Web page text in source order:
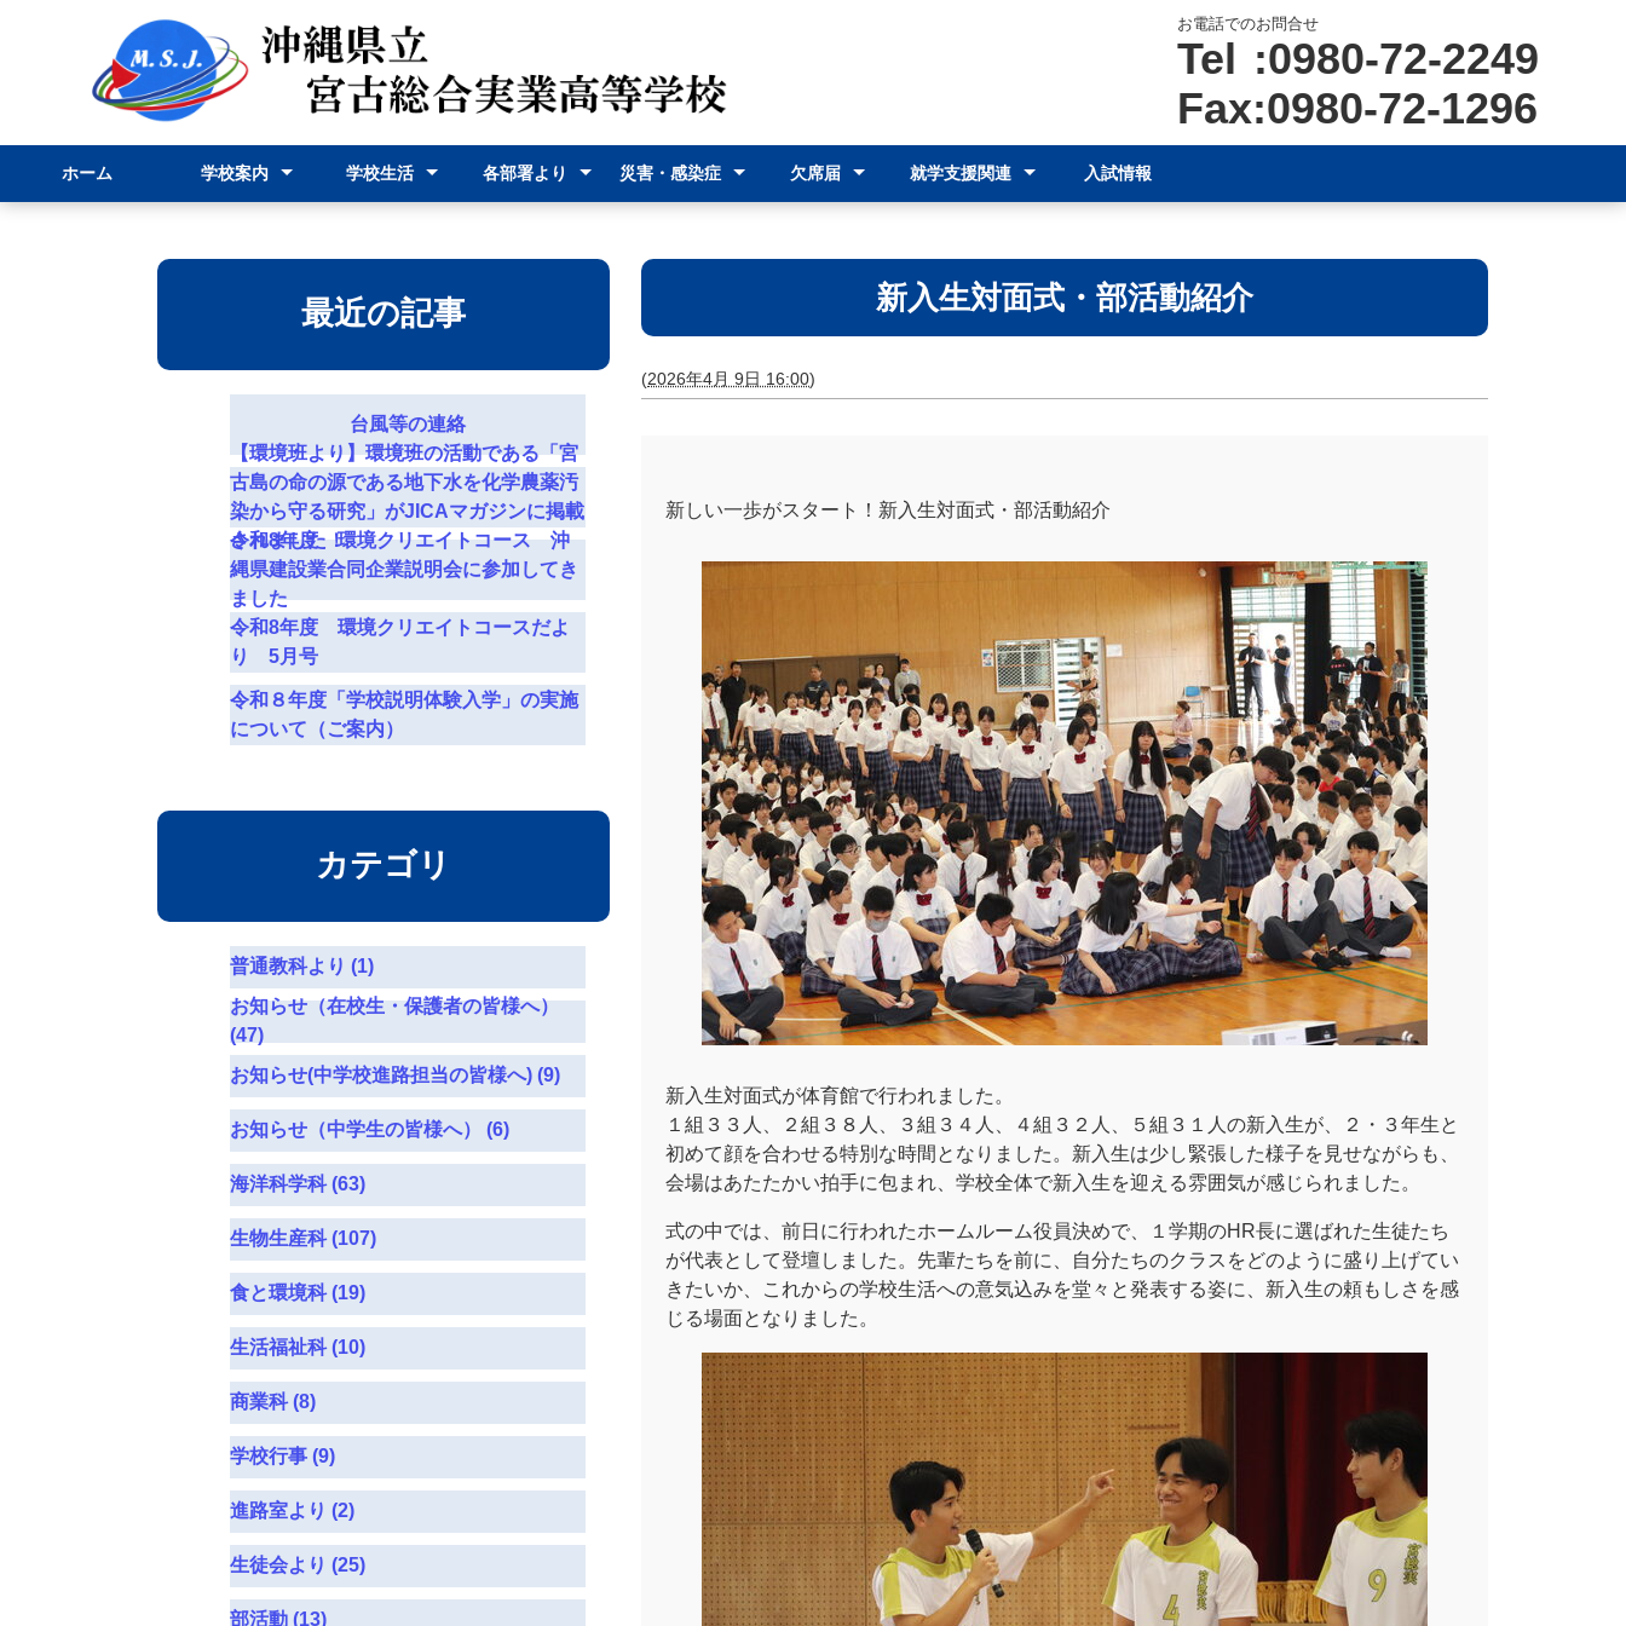
お電話でのお問合せ
Tel :0980-72-2249
Fax:0980-72-1296
ホーム 学校案内 学校生活 各部署より 災害・感染症 欠席届 就学支援関連 入試情報
新入生対面式・部活動紹介
(2026年4月 9日 16:00)
新しい一歩がスタート！新入生対面式・部活動紹介
新入生対面式が体育館で行われました。
１組３３人、２組３８人、３組３４人、４組３２人、５組３１人の新入生が、２・３年生と
初めて顔を合わせる特別な時間となりました。新入生は少し緊張した様子を見せながらも、
会場はあたたかい拍手に包まれ、学校全体で新入生を迎える雰囲気が感じられました。
式の中では、前日に行われたホームルーム役員決めで、１学期のHR長に選ばれた生徒たち
が代表として登壇しました。先輩たちを前に、自分たちのクラスをどのように盛り上げてい
きたいか、これからの学校生活への意気込みを堂々と発表する姿に、新入生の頼もしさを感
じる場面となりました。
最近の記事
台風等の連絡
【環境班より】環境班の活動である「宮
古島の命の源である地下水を化学農薬汚
染から守る研究」がJICAマガジンに掲載
されました！
令和8年度 環境クリエイトコース 沖
縄県建設業合同企業説明会に参加してき
ました
令和8年度 環境クリエイトコースだよ
り 5月号
令和８年度「学校説明体験入学」の実施
について（ご案内）
カテゴリ
普通教科より (1)
お知らせ（在校生・保護者の皆様へ）
(47)
お知らせ(中学校進路担当の皆様へ) (9)
お知らせ（中学生の皆様へ） (6)
海洋科学科 (63)
生物生産科 (107)
食と環境科 (19)
生活福祉科 (10)
商業科 (8)
学校行事 (9)
進路室より (2)
生徒会より (25)
部活動 (13)